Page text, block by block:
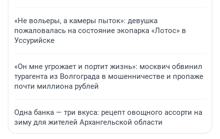
«Не вольеры, а камеры пыток»: девушка
пожаловалась на состояние экопарка «Лотос» в
Уссурийске
«Он мне угрожает и портит жизнь»: москвич обвинил
турагента из Волгограда в мошенничестве и пропаже
почти миллиона рублей
Одна банка — три вкуса: рецепт овощного ассорти на
зиму для жителей Архангельской области